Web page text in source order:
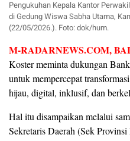
Pengukuhan Kepala Kantor
di Gedung Wiswa Sabha Utama,
(22/05/2026.). Foto: dok/hum.
M-RADARNEWS.COM,
Koster meminta dukungan
untuk mempercepat
hijau, digital, inklusif, dan
Hal itu disampaikan melalui
Sekretaris Daerah (Sek